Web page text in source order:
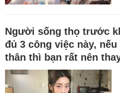
Người sống thọ trước
đủ 3 công việc này,
thân thì bạn rất nên